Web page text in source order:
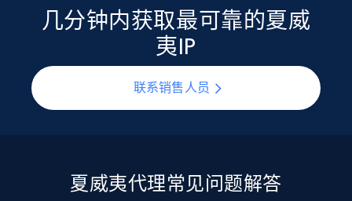
几分钟内获取最可靠的夏威
夷IP
联系销售人员
夏威夷代理常见问题解答